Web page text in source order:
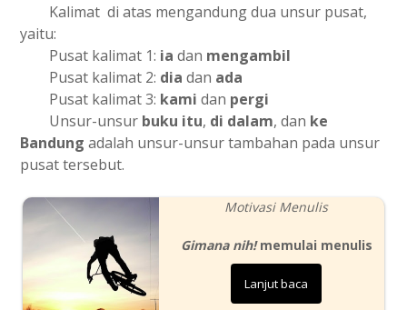
Kalimat di atas mengandung dua unsur pusat,
yaitu:
Pusat kalimat 1: ia dan mengambil
Pusat kalimat 2: dia dan ada
Pusat kalimat 3: kami dan pergi
Unsur-unsur buku itu, di dalam, dan ke
Bandung adalah unsur-unsur tambahan pada unsur
pusat tersebut.
Motivasi Menulis
Gimana nih!memulai menulis
Lanjut baca